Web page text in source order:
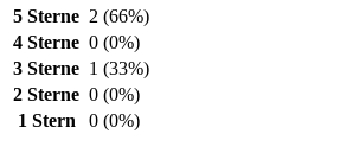
5 Sterne 2 (66%)
4 Sterne 0 (0%)
3 Sterne 1 (33%)
2 Sterne 0 (0%)
1 Stern
0 (0%)